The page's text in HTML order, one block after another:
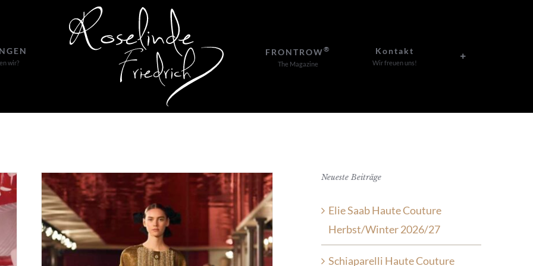
wir?
FRONTROW®
The Magazine
Kontakt
Wir freuen uns!
Neueste Beiträge
Elie Saab Haute Couture
Herbst/Winter 2026/27
Schiaparelli Haute Couture